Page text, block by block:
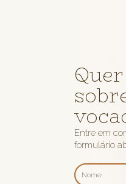
Entre em
formulário